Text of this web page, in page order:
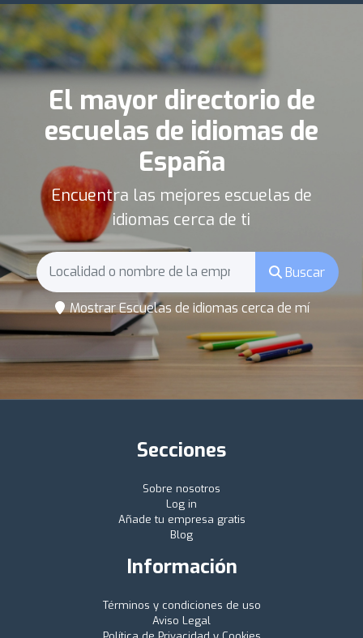
El mayor directorio de
escuelas de idiomas de
España
Encuentra las mejores escuelas de
idiomas cerca de ti
Buscar
Mostrar Escuelas de idiomas cerca de mí
Secciones
Sobre nosotros
Log in
Añade tu empresa gratis
Blog
Información
Términos y condiciones de uso
Aviso Legal